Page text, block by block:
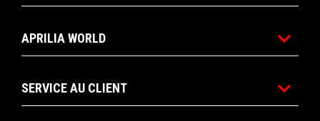
APRILIA WORLD
SERVICE AU CLIENT